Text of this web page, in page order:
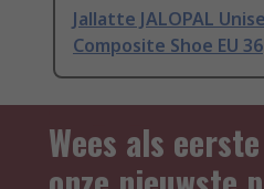
Jallatte JALOPAL
Composite Shoe EU 36
Wees als